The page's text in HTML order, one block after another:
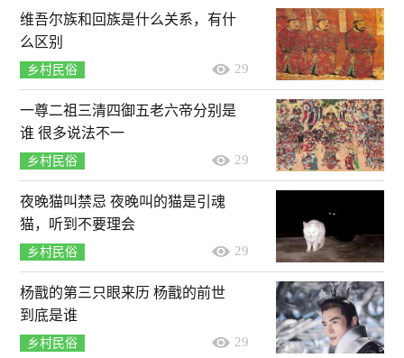
维吾尔族和回族是什么关系，有什
么区别
乡村民俗 29
一尊二祖三清四御五老六帝分别是
谁 很多说法不一
乡村民俗 29
夜晚猫叫禁忌 夜晚叫的猫是引魂
猫，听到不要理会
乡村民俗 29
杨戬的第三只眼来历 杨戬的前世
到底是谁
乡村民俗 29